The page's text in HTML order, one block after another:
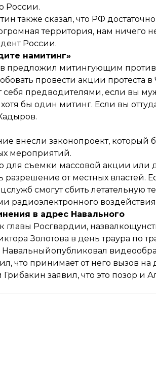
России.
также сказал, что РФ
территория, нам ничего
России.
намитинг»
предложил митингующим
провести акции протеста в
себя предводителями, если вы
бы один митинг. Если вы
внесли законопроект, который
мероприятий.
для съемки массовой акции
от местных властей.
смогут сбить летательную
радиоэлектронного
в адрес Навального
главы Росгвардии,
Золотова в день траура по
что принимает от него вызов на
заявил, что это позор и